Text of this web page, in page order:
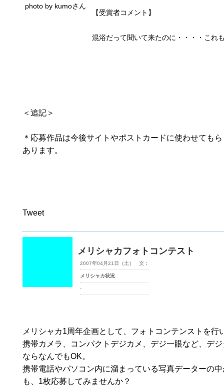
photo by kumoさん
【受賞者コメント】
混浴だって聞いて来たのに・・・・これ
＜追記＞
＊応募作品は今後サイトやポストカードに使わせても
あります。
Tweet
メリシャカフォトコンテスト
2007年04月21日（土） 文：
メリシャカ状況
-
メリシャカ1周年企画として、フォトコンテンストを行
携帯カメラ、コンパクトデジカメ、デジ一眼など、デ
ならなんでもOK。
携帯電話やパソコン内に溜まっている写真データーの
も、1枚応募してみませんか？